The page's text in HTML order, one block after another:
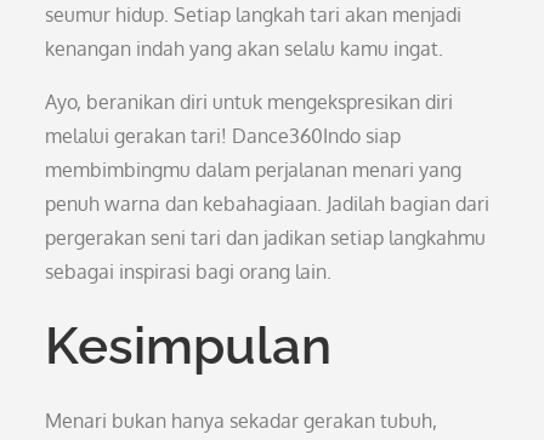
seumur hidup. Setiap langkah tari akan menjadi
kenangan indah yang akan selalu kamu ingat.
Ayo, beranikan diri untuk mengekspresikan diri
melalui gerakan tari! Dance360Indo siap
membimbingmu dalam perjalanan menari yang
penuh warna dan kebahagiaan. Jadilah bagian dari
pergerakan seni tari dan jadikan setiap langkahmu
sebagai inspirasi bagi orang lain.
Kesimpulan
Menari bukan hanya sekadar gerakan tubuh,